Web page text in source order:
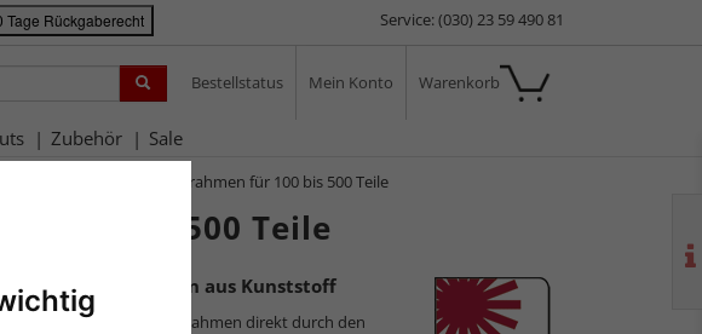
Tage Rückgaberecht Service: (030) 23 59 490 81
Bestellstatus Mein Konto Warenkorb
Zubehör Sale
Kunststoff-Puzzlerahmen für 100 bis 500 Teile
100 bis 500 Teile
Puzzlerahmen aus Kunststoff
Da wir die Bilderrahmen direkt durch den